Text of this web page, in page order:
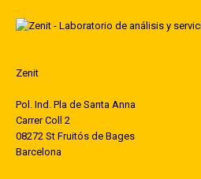
Zenit
Pol. Ind. Pla de Santa Anna
Carrer Coll 2
08272 St Fruitós de Bages
Barcelona